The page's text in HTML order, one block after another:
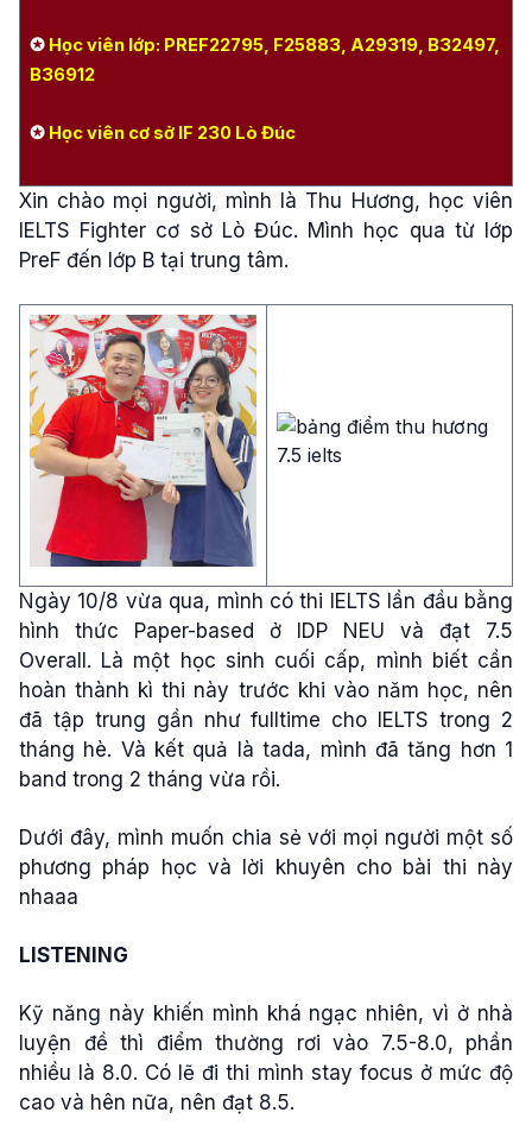
✪ Học viên lớp: PREF22795, F25883, A29319, B32497,
B36912
✪ Học viên cơ sở IF 230 Lò Đúc
Xin chào mọi người, mình là Thu Hương, học viên
IELTS Fighter cơ sở Lò Đúc. Mình học qua từ lớp
PreF đến lớp B tại trung tâm.
Ngày 10/8 vừa qua, mình có thi IELTS lần đầu bằng
hình thức Paper-based ở IDP NEU và đạt 7.5
Overall. Là một học sinh cuối cấp, mình biết cần
hoàn thành kì thi này trước khi vào năm học, nên
đã tập trung gần như fulltime cho IELTS trong 2
tháng hè. Và kết quả là tada, mình đã tăng hơn 1
band trong 2 tháng vừa rồi.
Dưới đây, mình muốn chia sẻ với mọi người một số
phương pháp học và lời khuyên cho bài thi này
nhaaa
LISTENING
Kỹ năng này khiến mình khá ngạc nhiên, vì ở nhà
luyện đề thì điểm thường rơi vào 7.5-8.0, phần
nhiều là 8.0. Có lẽ đi thi mình stay focus ở mức độ
cao và hên nữa, nên đạt 8.5.